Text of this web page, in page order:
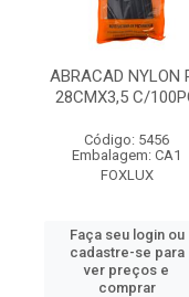
ABRACAD NYLON
28CMX3,5 C/
Código: 5456
Embalagem: CA1
FOXLUX
Faça seu login ou
cadastre-se para
ver preços e
comprar